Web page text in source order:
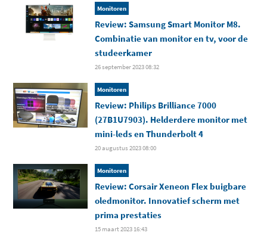
Monitoren
Review: Samsung Smart Monitor M8.
Combinatie van monitor en tv, voor de
studeerkamer
26 september 2023 08:32
Monitoren
Review: Philips Brilliance 7000
(27B1U7903). Helderdere monitor met
mini-leds en Thunderbolt 4
20 augustus 2023 08:00
Monitoren
Review: Corsair Xeneon Flex buigbare
oledmonitor. Innovatief scherm met
prima prestaties
15 maart 2023 16:43